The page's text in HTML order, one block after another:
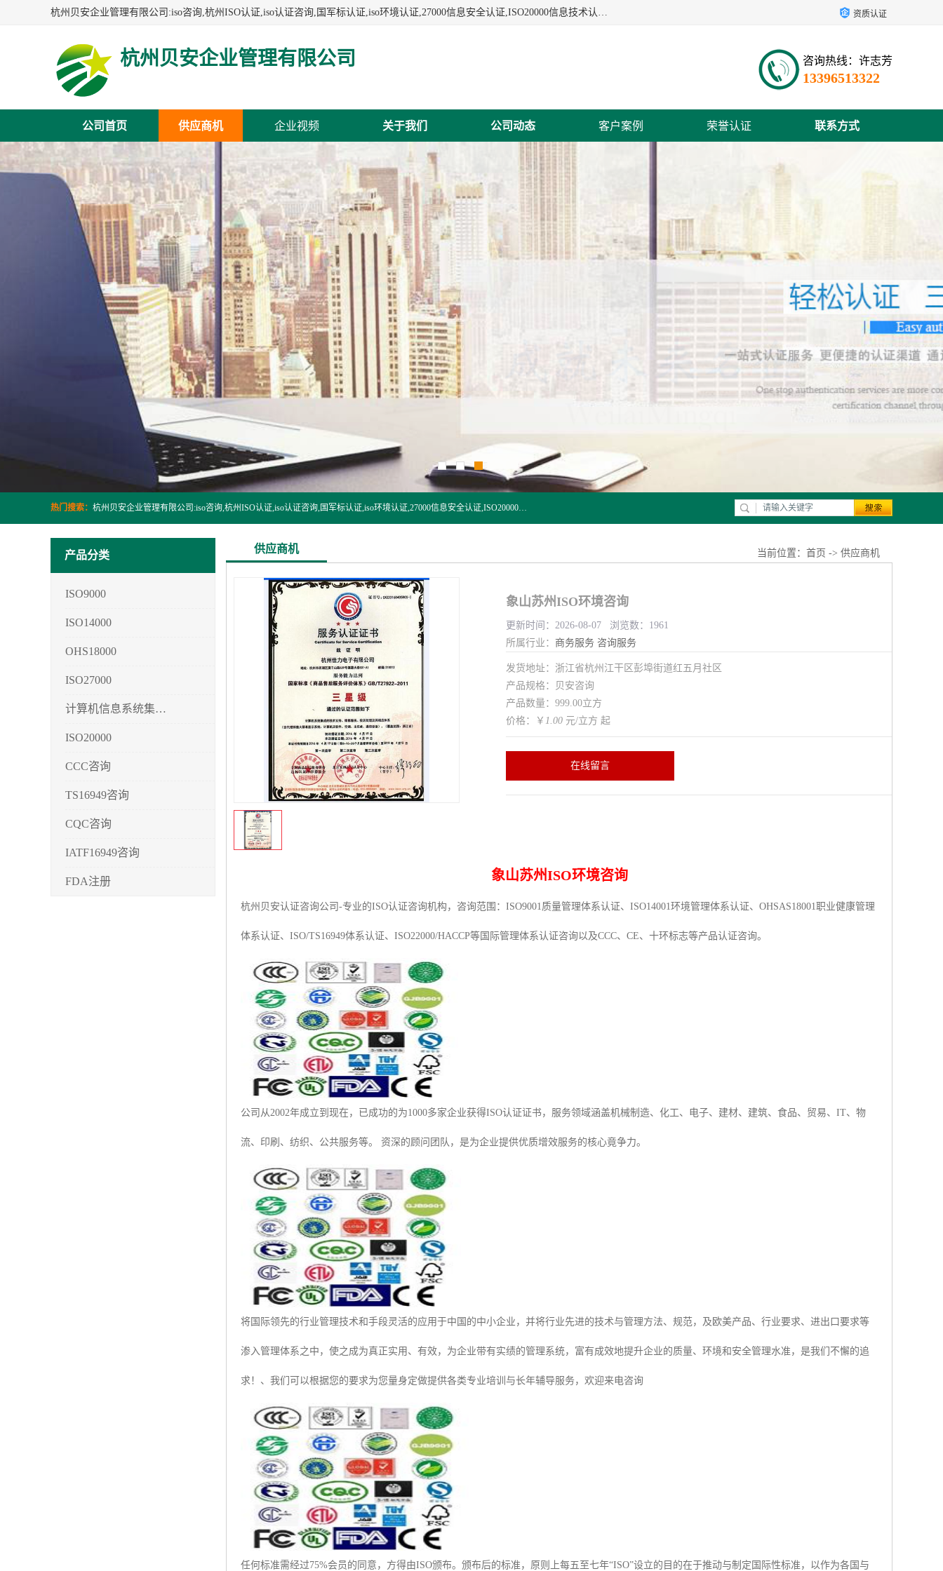
杭州贝安企业管理有限公司:iso咨询,杭州ISO认证,iso认证咨询,国军标认证,iso环境认证,27000信息安全认证,ISO20000信息技术认证,口罩检测报告,32610检测报告,CCRC认证,ISO50001认证,ITSS认证,两化融合认证,出口口罩检测报告等认证代理服务,本公司有近10年的体系咨询经验,能业务覆盖范围南到海南三亚北到新疆阿克苏. 资质认证
杭州贝安企业管理有限公司 咨询热线：许志芳
13396513322
公司首页 供应商机 企业视频 关于我们 公司动态 客户案例 荣誉认证 联系方式
热门搜索： 杭州贝安企业管理有限公司:iso咨询,杭州ISO认证,iso认证咨询,国军标认证,iso环境认证,27000信息安全认证,ISO20000信息技术认证,口罩检测报告,32610检测报告,CCRC认证,ISO50001认证,ITSS认证,两化融合认证,出口口罩检测报告等认证代理服务,本公司有近10年的体系咨询经验,能业务覆盖范围南到海南三亚北到新疆阿克苏.
产品分类
ISO9000
ISO14000
OHS18000
ISO27000
计算机信息系统集成3/4/5
ISO20000
CCC咨询
TS16949咨询
CQC咨询
IATF16949咨询
FDA注册
供应商机 当前位置： 首页 -> 供应商机
象山苏州ISO环境咨询
更新时间：2026-08-07 浏览数：1961
所属行业： 商务服务 咨询服务
发货地址：浙江省杭州江干区彭埠街道红五月社区
产品规格：贝安咨询
产品数量：999.00立方
价格：￥ 1.00 元/立方 起
在线留言
象山苏州ISO环境咨询
杭州贝安认证咨询公司-专业的ISO认证咨询机构，咨询范围：ISO9001质量管理体系认证、ISO14001环境管理体系认证、OHSAS18001职业健康管理
体系认证、ISO/TS16949体系认证、ISO22000/HACCP等国际管理体系认证咨询以及CCC、CE、十环标志等产品认证咨询。
公司从2002年成立到现在，已成功的为1000多家企业获得ISO认证证书，服务领域涵盖机械制造、化工、电子、建材、建筑、食品、贸易、IT、物
流、印刷、纺织、公共服务等。 资深的顾问团队，是为企业提供优质增效服务的核心竟争力。
将国际领先的行业管理技术和手段灵活的应用于中国的中小企业，并将行业先进的技术与管理方法、规范，及欧美产品、行业要求、进出口要求等
渗入管理体系之中，使之成为真正实用、有效，为企业带有实绩的管理系统，富有成效地提升企业的质量、环境和安全管理水准，是我们不懈的追
求！、我们可以根据您的要求为您量身定做提供各类专业培训与长年辅导服务，欢迎来电咨询
任何标准需经过75%会员的同意，方得由ISO颁布。颁布后的标准，原则上每五至七年“ISO”设立的目的在于推动与制定国际性标准，以作为各国与